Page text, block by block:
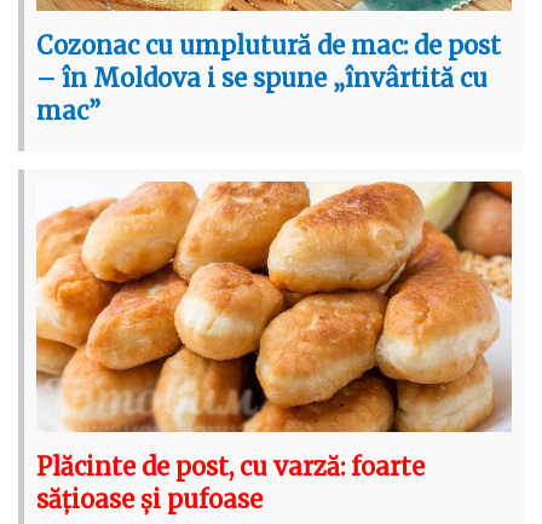
Cozonac cu umplutură de mac: de post
– în Moldova i se spune „învârtită cu
mac”
Plăcinte de post, cu varză: foarte
sățioase și pufoase